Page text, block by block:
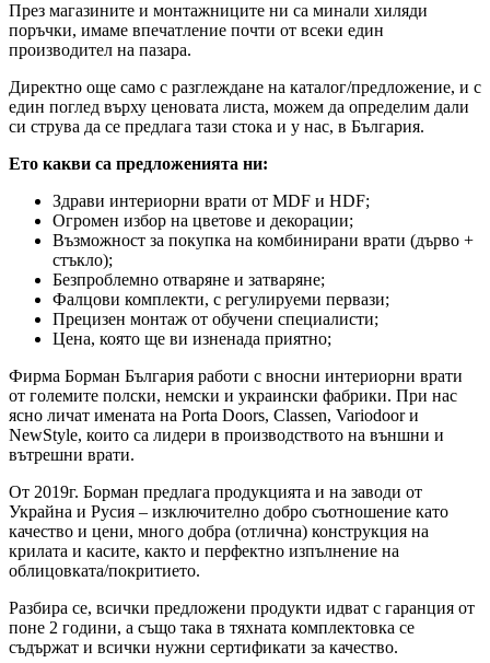
През магазините и монтажниците ни са минали хиляди
поръчки, имаме впечатление почти от всеки един
производител на пазара.
Директно още само с разглеждане на каталог/предложение, и с
един поглед върху ценовата листа, можем да определим дали
си струва да се предлага тази стока и у нас, в България.
Ето какви са предложенията ни:
Здрави интериорни врати от MDF и HDF;
Огромен избор на цветове и декорации;
Възможност за покупка на комбинирани врати (дърво +
стъкло);
Безпроблемно отваряне и затваряне;
Фалцови комплекти, с регулируеми первази;
Прецизен монтаж от обучени специалисти;
Цена, която ще ви изненада приятно;
Фирма Борман България работи с вносни интериорни врати
от големите полски, немски и украински фабрики. При нас
ясно личат имената на Porta Doors, Classen, Variodoor и
NewStyle, които са лидери в производството на външни и
вътрешни врати.
От 2019г. Борман предлага продукцията и на заводи от
Украйна и Русия – изключително добро съотношение като
качество и цени, много добра (отлична) конструкция на
крилата и касите, както и перфектно изпълнение на
облицовката/покритието.
Разбира се, всички предложени продукти идват с гаранция от
поне 2 години, а също така в тяхната комплектовка се
съдържат и всички нужни сертификати за качество.